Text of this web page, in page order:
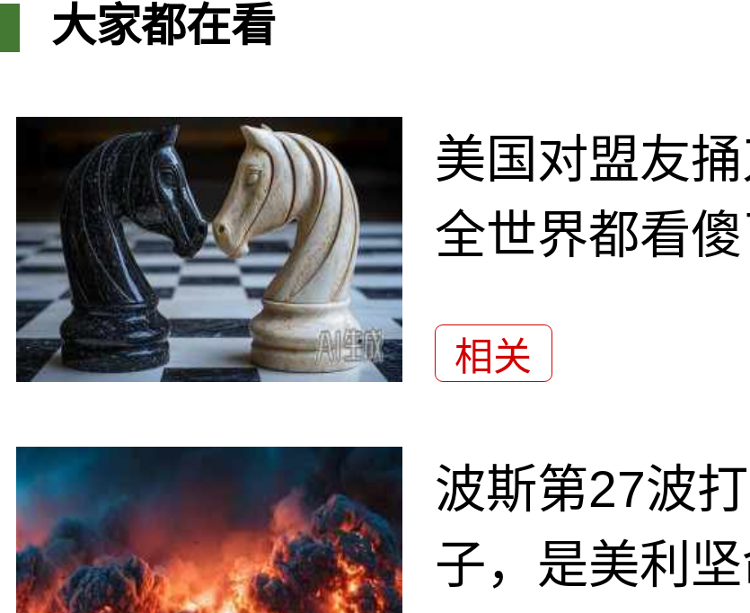
大家都在看
美国对盟友捅
全世界都看傻
相关
波斯第27波
子，是美利坚